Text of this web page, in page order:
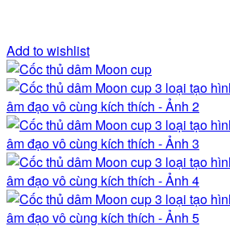
Add to wishlist